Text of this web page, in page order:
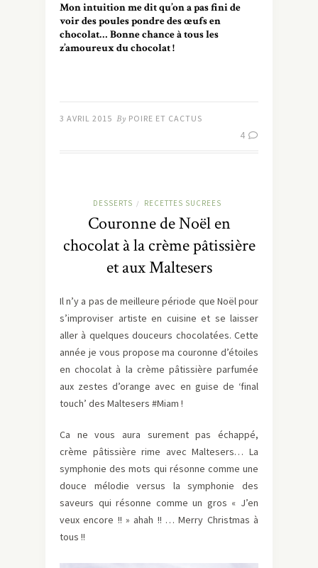
Mon intuition me dit qu’on a pas fini de
voir des poules pondre des œufs en
chocolat… Bonne chance à tous les
z’amoureux du chocolat !
3 AVRIL 2015 By POIRE ET CACTUS
4
DESSERTS / RECETTES SUCREES
Couronne de Noël en
chocolat à la crème pâtissière
et aux Maltesers
Il n’y a pas de meilleure période que Noël pour
s’improviser artiste en cuisine et se laisser
aller à quelques douceurs chocolatées. Cette
année je vous propose ma couronne d’étoiles
en chocolat à la crème pâtissière parfumée
aux zestes d’orange avec en guise de ‘final
touch’ des Maltesers #Miam !
Ca ne vous aura surement pas échappé,
crème pâtissière rime avec Maltesers… La
symphonie des mots qui résonne comme une
douce mélodie versus la symphonie des
saveurs qui résonne comme un gros « J’en
veux encore !! » ahah !! … Merry Christmas à
tous !!